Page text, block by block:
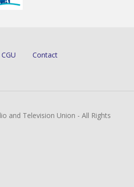
CGU Contact
and Television Union - All Rights